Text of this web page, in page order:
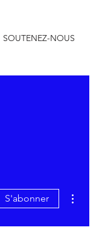
SOUTENEZ-NOUS
S'abonner